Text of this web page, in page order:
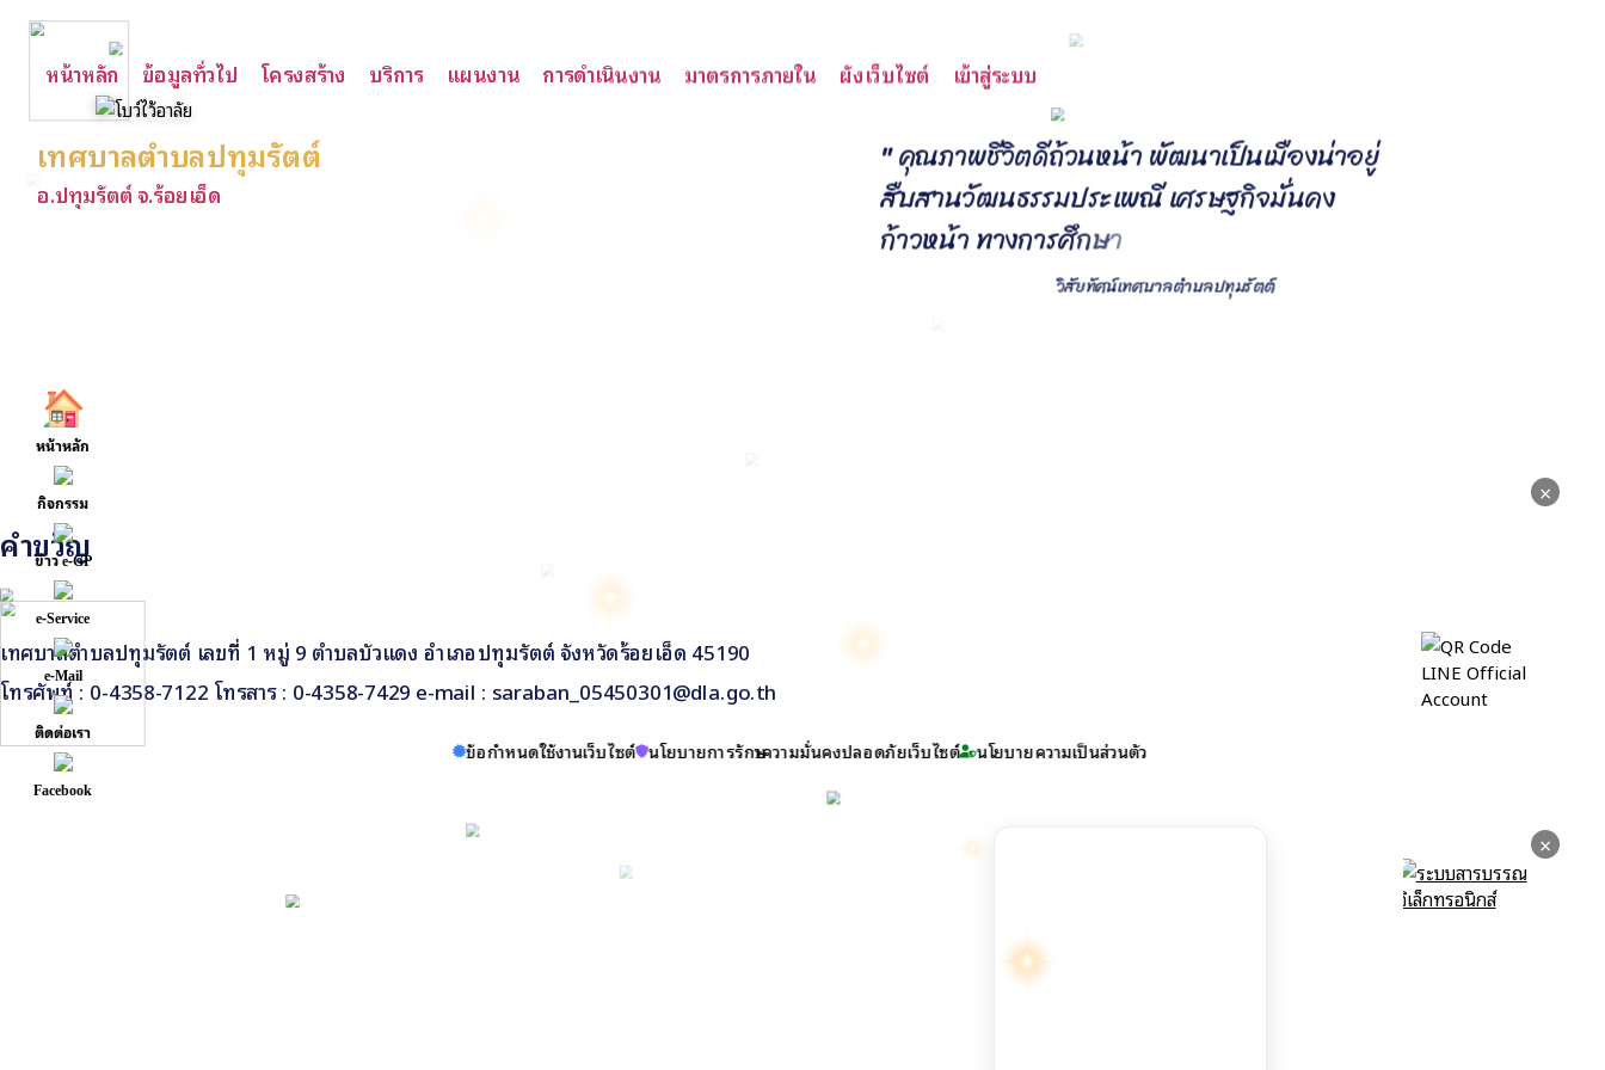
×
×
หน้าหลัก
กิจกรรม
ข่าว e-GP
e-Service
e-Mail
ติดต่อเรา
Facebook
เทศบาลตำบลปทุมรัตต์
อ.ปทุมรัตต์ จ.ร้อยเอ็ด
หน้าหลัก ข้อมูลทั่วไป โครงสร้าง บริการ แผนงาน การดำเนินงาน มาตรการภายใน ผังเว็บไซต์ เข้าสู่ระบบ
"คณภาพชวตดถวนหนาพฒนาเปนเมองนาอย
สบสานวฒนธรรมประเพณเศรษฐกจมนคง
กาวหนาทางการศกษา
วิสัยทัศน์เทศบาลตำบลปทุมรัตต์
คำขวัญ
เทศบาลตำบลปทุมรัตต์ เลขที่ 1 หมู่ 9 ตำบลบัวแดง อำเภอปทุมรัตต์ จังหวัดร้อยเอ็ด 45190
โทรศัพท์ : 0-4358-7122 โทรสาร : 0-4358-7429 e-mail : saraban_05450301@dla.go.th
ข้อกำหนดใช้งานเว็บไซต์ นโยบายการรักษาความมั่นคงปลอดภัยเว็บไซต์ นโยบายความเป็นส่วนตัว